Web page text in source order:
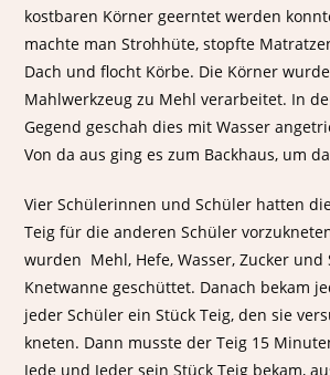
kostbaren Körner geerntet werden
machte man Strohhüte, stopfte
Dach und flocht Körbe. Die Körner
Mahlwerkzeug zu Mehl verarbeitet. In
Gegend geschah dies mit Wasser
Von da aus ging es zum Backhaus, um
Vier Schülerinnen und Schüler hatten
Teig für die anderen Schüler
wurden Mehl, Hefe, Wasser, Zucker und
Knetwanne geschüttet. Danach bekam
jeder Schüler ein Stück Teig, den sie
kneten. Dann musste der Teig 15
Jede und Jeder sein Stück Teig bekam,